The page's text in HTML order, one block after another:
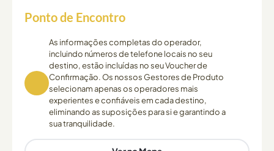
Ponto de Encontro
As informações completas do operador,
incluindo números de telefone locais no seu
destino, estão incluídas no seu Voucher de
Confirmação. Os nossos Gestores de Produto
selecionam apenas os operadores mais
experientes e confiáveis em cada destino,
eliminando as suposições para si e garantindo a
sua tranquilidade.